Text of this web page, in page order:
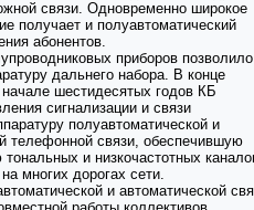
связи. Одновременно широкое
получает и полуавтоматический
абонентов.
приборов позволило
дальнего набора. В конце
шестидесятых годов КБ
сигнализации и связи
полуавтоматической и
телефонной связи, обеспечившую
тональных и низкочастотных
многих дорогах сети.
и автоматической